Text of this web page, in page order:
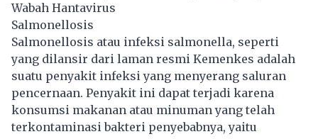
Wabah Hantavirus
Salmonellosis
Salmonellosis atau infeksi salmonella, seperti
yang dilansir dari laman resmi Kemenkes adalah
suatu penyakit infeksi yang menyerang saluran
pencernaan. Penyakit ini dapat terjadi karena
konsumsi makanan atau minuman yang telah
terkontaminasi bakteri penyebabnya, yaitu